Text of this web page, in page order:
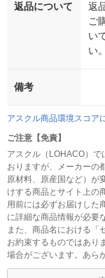
返品について
返
ご
い
い。
備考
アスクル商品環境スコア
ご注意【免責】
アスクル（LOHACO）
おりますが、メーカーの
原材料、原産国など）が
けする商品とサイト上の
用前には必ずお届けした
に詳細な商品情報が必要
また、商品名における「
お約束するものではあり
場合がございます。あら